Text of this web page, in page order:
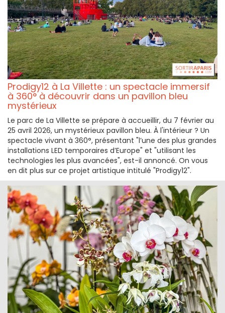
Prodigy12 à La Villette : un spectacle immersif
à 360° à découvrir dans un pavillon bleu
mystérieux
Le parc de La Villette se prépare à accueillir, du 7 février au
25 avril 2026, un mystérieux pavillon bleu. À l'intérieur ? Un
spectacle vivant à 360°, présentant "l’une des plus grandes
installations LED temporaires d’Europe" et "utilisant les
technologies les plus avancées", est-il annoncé. On vous
en dit plus sur ce projet artistique intitulé "Prodigy12".